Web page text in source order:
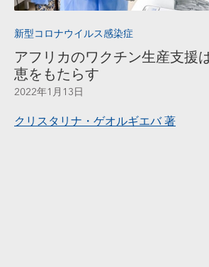
新型コロナウイルス感染症
アフリカのワクチン生産支援
恵をもたらす
2022年1月13日
クリスタリナ・ゲオルギエバ著